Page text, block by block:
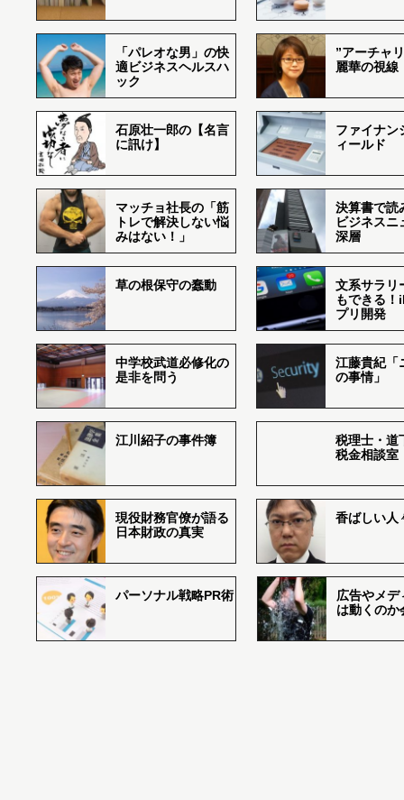
「パレオな男」の快
適ビジネスヘルスハ
ック
”アーチャ
麗華の視線
石原壮一郎の【名言
に訊け】
ファイナン
ィールド
マッチョ社長の「筋
トレで解決しない悩
みはない！」
決算書で読
ビジネスニ
深層
草の根保守の蠢動
文系サラリ
もできる
プリ開発
中学校武道必修化の
是非を問う
江藤貴紀「
の事情」
江川紹子の事件簿
税理士・道
税金相談室
現役財務官僚が語る
日本財政の真実
香ばしい
パーソナル戦略PR術
広告やメデ
は動くのか